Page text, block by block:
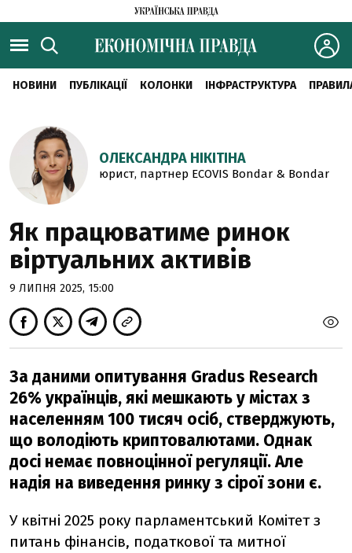
НОВИНИ ПУБЛІКАЦІЇ КОЛОНКИ ІНФРАСТРУКТУРА
ОЛЕКСАНДРА НІКІТІНА
юрист, партнер ECOVIS Bondar & Bondar
Як працюватиме ринок
віртуальних активів
9 ЛИПНЯ 2025, 15:00
За даними опитування Gradus Research
26% українців, які мешкають у містах з
населенням 100 тисяч осіб, стверджують,
що володіють криптовалютами. Однак
досі немає повноцінної регуляції. Але
надія на виведення ринку з сірої зони є.
У квітні 2025 року парламентський Комітет з
питань фінансів, податкової та митної